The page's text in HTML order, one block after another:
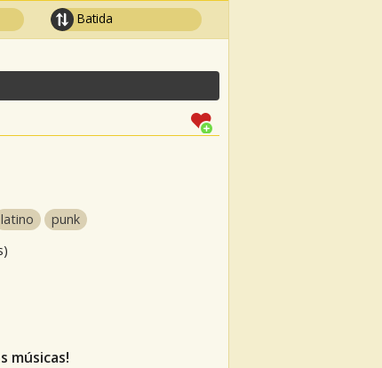
Batida
latino
punk
músicas!